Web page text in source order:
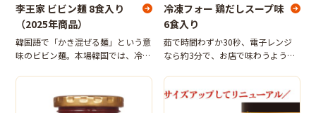
李王家 ビビン麺 8食入り
（2025年商品）
韓国語で「かき混ぜる麺」という意
味のビビン麺。本場韓国では、冷麺
す。韓国で丹念に作り上げた麺は、
そば粉の風味が豊かでコシが強く、
韓国仕込みの甘辛ソースが良く合い
冷凍フォー 鶏だしスープ味
6食入り
茹で時間わずか30秒、電子レンジ
なら約3分で、お店で味わうような
ただけます。また、1食あたり約
250kcalとヘルシーなのも魅力の一